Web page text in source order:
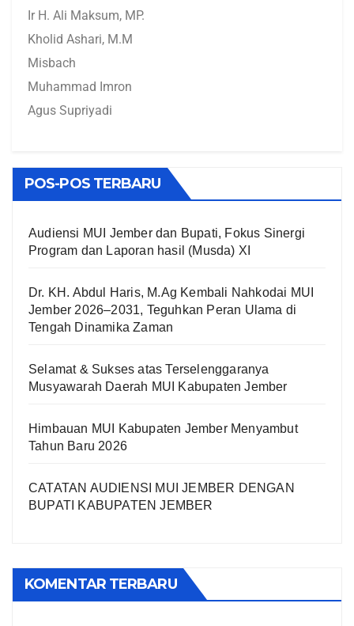
Ir H. Ali Maksum, MP.
Kholid Ashari, M.M
Misbach
Muhammad Imron
Agus Supriyadi
POS-POS TERBARU
Audiensi MUI Jember dan Bupati, Fokus Sinergi
Program dan Laporan hasil (Musda) XI
Dr. KH. Abdul Haris, M.Ag Kembali Nahkodai MUI
Jember 2026–2031, Teguhkan Peran Ulama di
Tengah Dinamika Zaman
Selamat & Sukses atas Terselenggaranya
Musyawarah Daerah MUI Kabupaten Jember
Himbauan MUI Kabupaten Jember Menyambut
Tahun Baru 2026
CATATAN AUDIENSI MUI JEMBER DENGAN
BUPATI KABUPATEN JEMBER
KOMENTAR TERBARU